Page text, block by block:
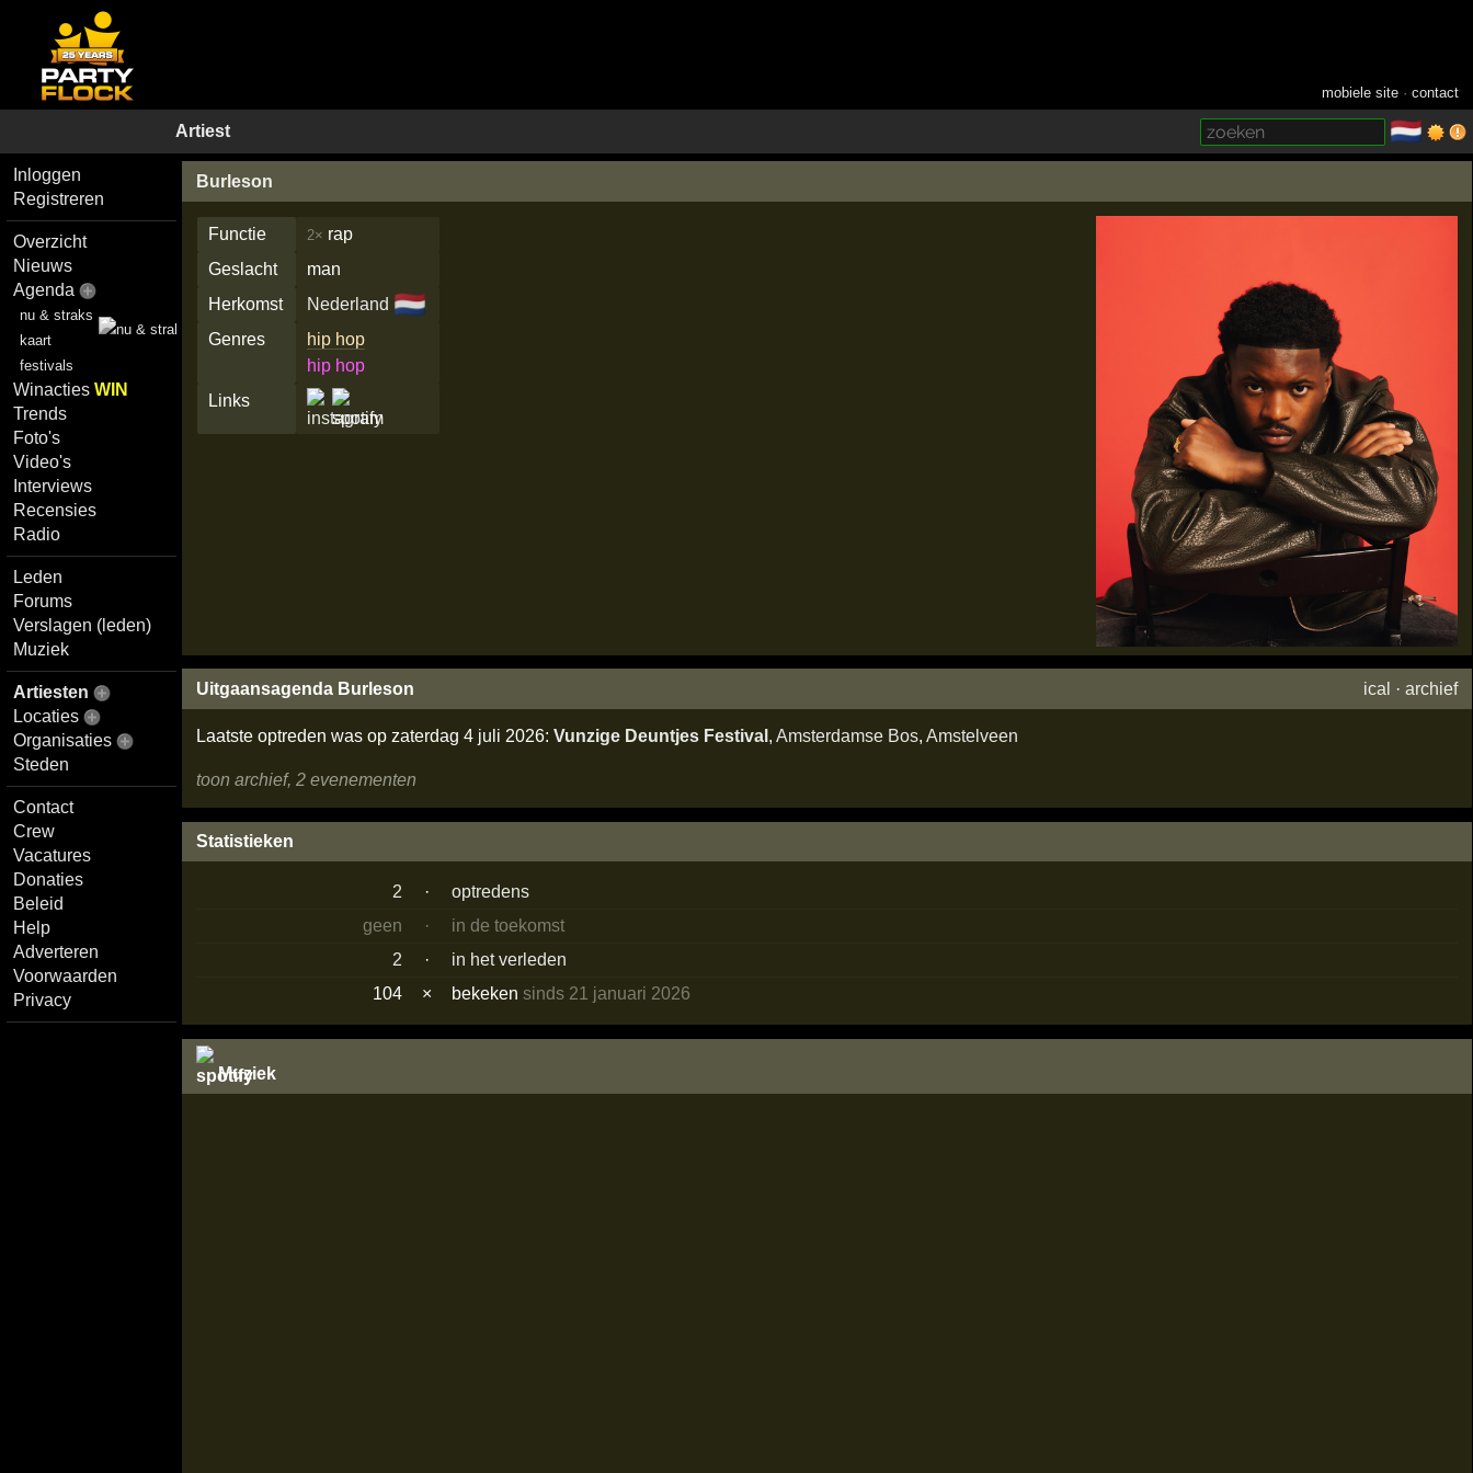
mobiele site ·contact
Artiest 🇳🇱
Inloggen
Registreren
Overzicht
Nieuws
Agenda
nu & straks
kaart
festivals
WinactiesWIN
Trends
Foto's
Video's
Interviews
Recensies
Radio
Leden
Forums
Verslagen (leden)
Muziek
Artiesten
Locaties
Organisaties
Steden
Contact
Crew
Vacatures
Donaties
Beleid
Help
Adverteren
Voorwaarden
Privacy
Burleson
Functie 2× rap
Geslacht
man
Herkomst
Nederland 🇳🇱
Genres
hip hop
hip hop
Links
Uitgaansagenda Burleson ical ·archief
Laatste optreden was op zaterdag 4 juli 2026: Vunzige Deuntjes Festival , Amsterdamse Bos, Amstelveen
toon archief, 2 evenementen
Statistieken
2 ·
optredens
geen
·
in de toekomst
2
·
in het verleden
104
× bekekensinds 21 januari 2026
Muziek